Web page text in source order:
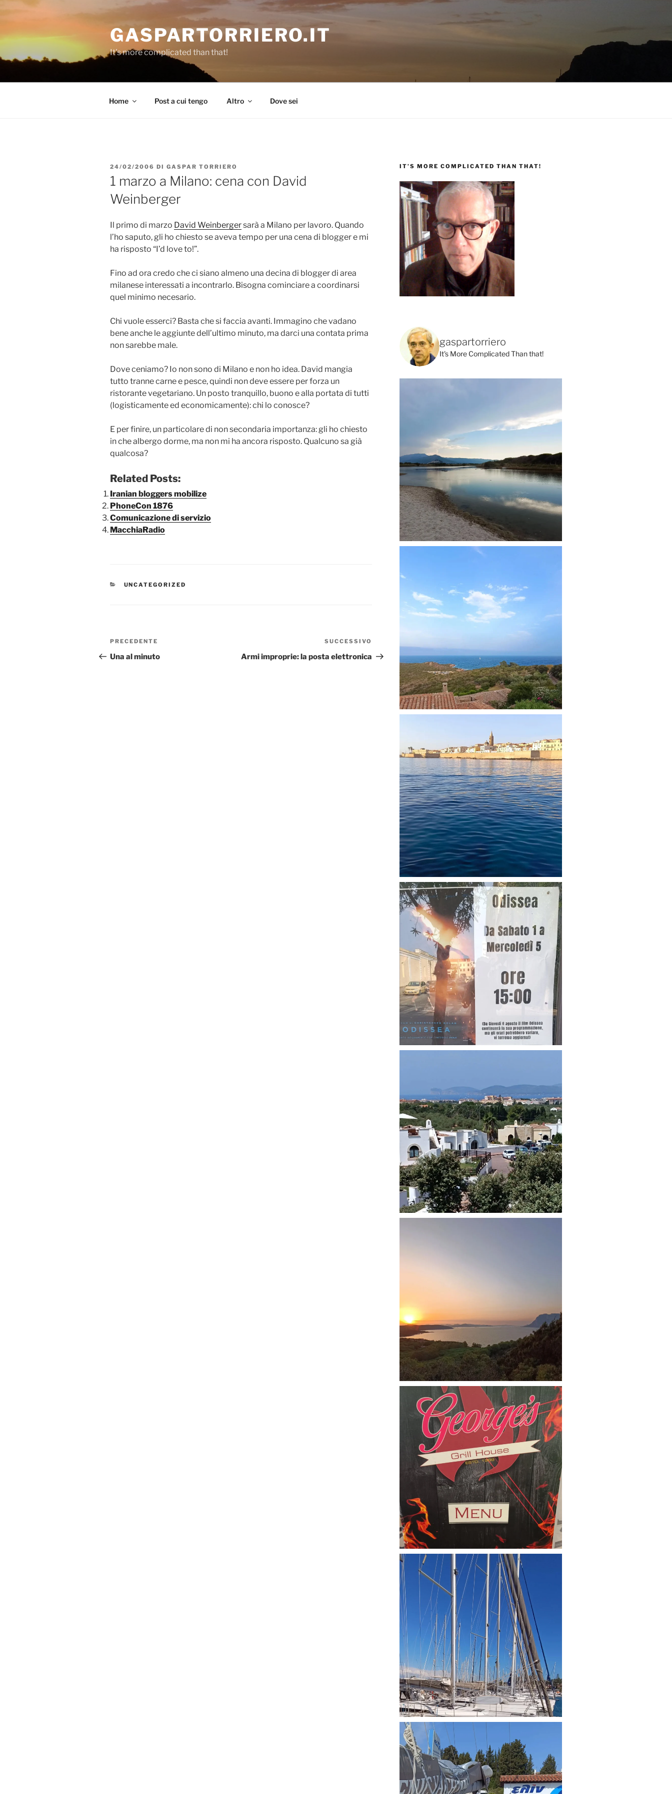
GASPARTORRIERO.IT
It's more complicated than that!
Home Post a cui tengo Altro Dove sei
PUBBLICATO
IL
24/02/2006 DI GASPAR TORRIERO
1 marzo a Milano: cena con David
Weinberger
Il primo di marzo David Weinbergersarà a Milano per lavoro. Quando
l’ho saputo, gli ho chiesto se aveva tempo per una cena di blogger e mi
ha risposto “I’d love to!”.
Fino ad ora credo che ci siano almeno una decina di blogger di area
milanese interessati a incontrarlo. Bisogna cominciare a coordinarsi
quel minimo necesario.
Chi vuole esserci? Basta che si faccia avanti. Immagino che vadano
bene anche le aggiunte dell’ultimo minuto, ma darci una contata prima
non sarebbe male.
Dove ceniamo? Io non sono di Milano e non ho idea. David mangia
tutto tranne carne e pesce, quindi non deve essere per forza un
ristorante vegetariano. Un posto tranquillo, buono e alla portata di tutti
(logisticamente ed economicamente): chi lo conosce?
E per finire, un particolare di non secondaria importanza: gli ho chiesto
in che albergo dorme, ma non mi ha ancora risposto. Qualcuno sa già
qualcosa?
Related Posts:
Iranian bloggers mobilize
PhoneCon 1876
Comunicazione di servizio
MacchiaRadio
CATEGORIE
UNCATEGORIZED
Navigazione
articoli
Articolo
precedente:
PRECEDENTE
Una al minuto
successivo
SUCCESSIVO
Armi improprie: la posta elettronica
IT’S MORE COMPLICATED THAN THAT!
gaspartorriero
It's More Complicated Than that!